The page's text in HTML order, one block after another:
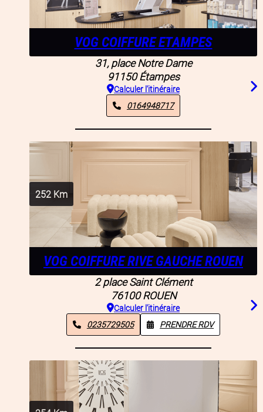
VOG COIFFURE ETAMPES
31, place Notre Dame
91150 Étampes
Calculer l'itinéraire
0164948717
252 Km
VOG COIFFURE RIVE GAUCHE ROUEN
2 place Saint Clément
76100 ROUEN
Calculer l'itinéraire
0235729505
PRENDRE RDV